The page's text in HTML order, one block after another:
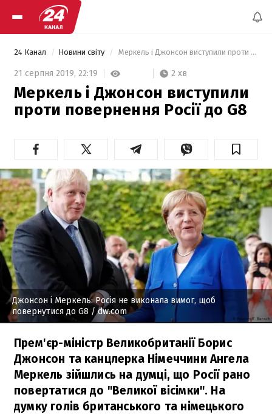
24 Канал Новини світу Меркель і Джонсон виступили проти повернення Росії до G8
21 серпня 2019, 22:19 2 хв
Меркель і Джонсон виступили
проти повернення Росії до G8
Джонсон і Меркель: Росія не виконала вимог, щоб
повернутися до G8 / dw.com
Прем'єр-міністр Великобританії Борис
Джонсон та канцлерка Німеччини Ангела
Меркель зійшлись на думці, що Росії рано
повертатися до "Великої вісімки". На
думку голів британського та німецького